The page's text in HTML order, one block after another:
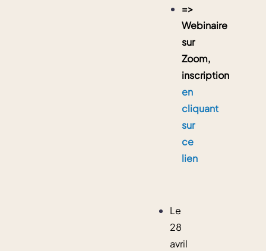
=>
Webinaire
sur
Zoom,
inscription
en
cliquant
sur
ce
lien
Le
28
avril